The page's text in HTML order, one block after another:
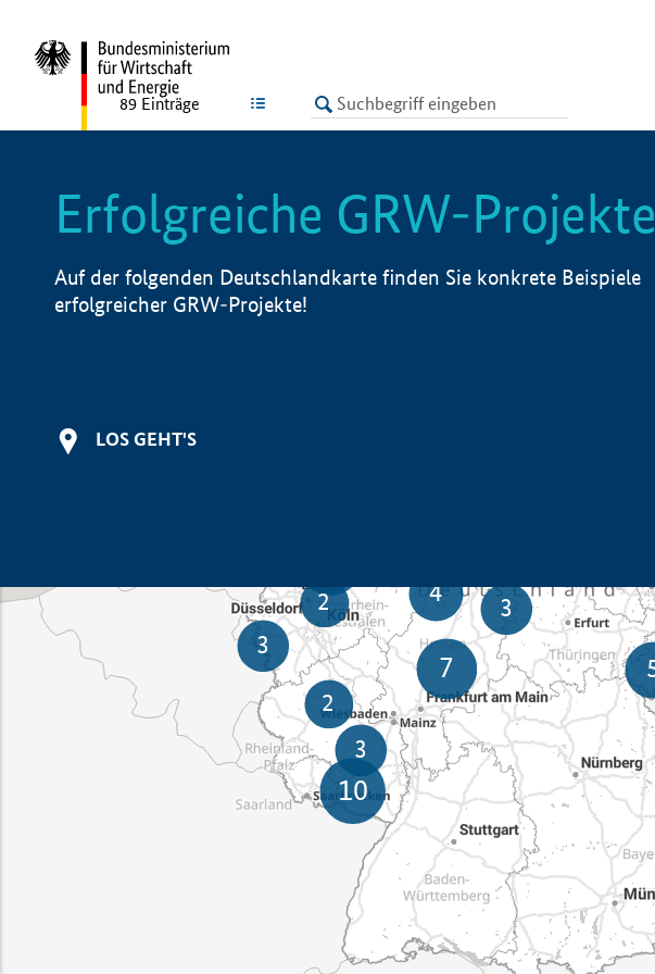
LISTE
89 Einträge
Erfolgreiche GRW-Projekte
Auf der folgenden Deutschlandkarte finden Sie konkrete Beispiele
erfolgreicher GRW-Projekte!
LOS GEHT'S